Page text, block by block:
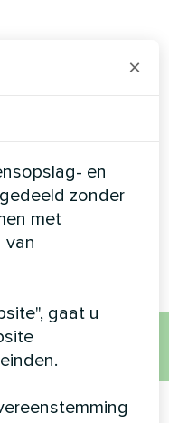
×
en
zonder
met
van
gaat u